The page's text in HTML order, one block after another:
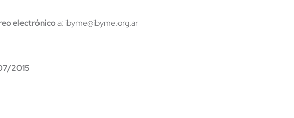
electrónicoa: ibyme@ibyme.org.ar
2015